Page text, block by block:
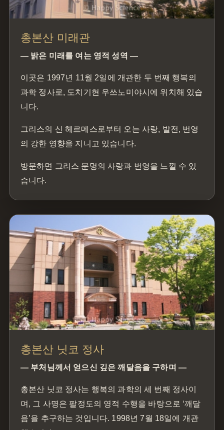
총본산 미래관
— 밝은 미래를 여는 영적 성역 —
이곳은 1997년 11월 2일에 개관한 두 번째 행복의
과학 정사로, 도치기현 우쓰노미야시에 위치해 있습
니다.
그리스의 신 헤르메스로부터 오는 사랑, 발전, 번영
의 강한 영향을 지니고 있습니다.
방문하면 그리스 문명의 사랑과 번영을 느낄 수 있
습니다.
총본산 닛코 정사
— 부처님께서 얻으신 깊은 깨달음을 구하며 —
총본산 닛코 정사는 행복의 과학의 세 번째 정사이
며, 그 사명은 팔정도의 영적 수행을 바탕으로 ‘깨달
음’을 추구하는 것입니다. 1998년 7월 18일에 개관